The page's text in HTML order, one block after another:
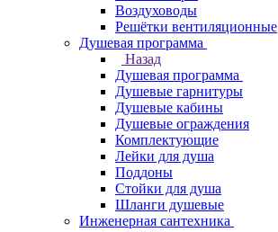
Воздуховоды
Решётки вентиляционные
Душевая программа
Назад
Душевая программа
Душевые гарнитуры
Душевые кабины
Душевые ограждения
Комплектующие
Лейки для душа
Поддоны
Стойки для душа
Шланги душевые
Инженерная сантехника